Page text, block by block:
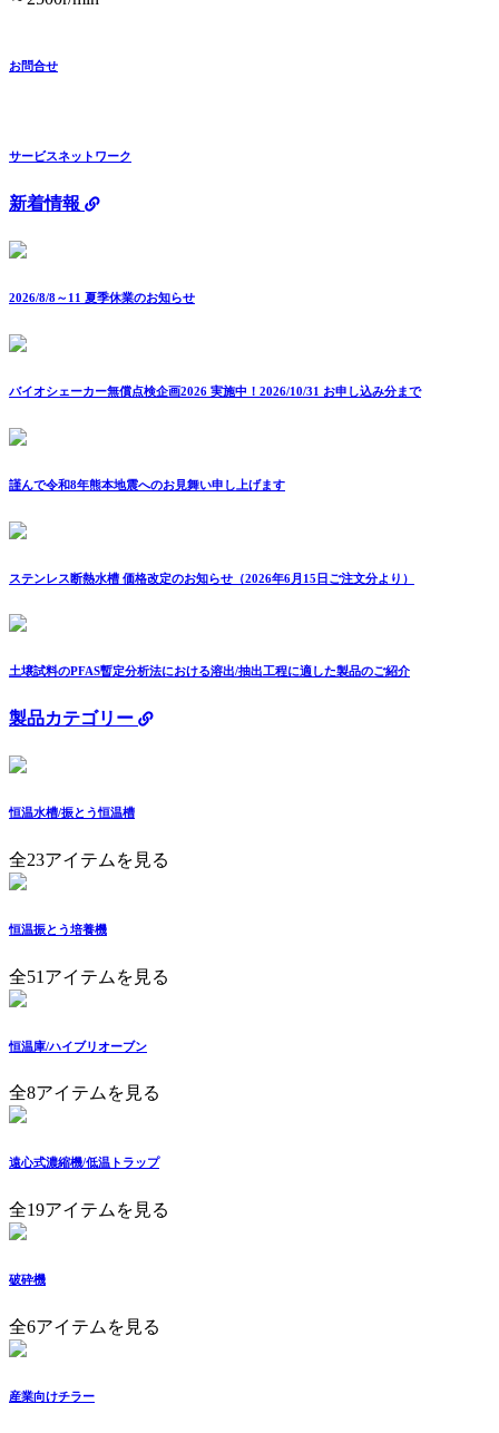
お問合せ
サービスネットワーク
新着情報
2026/8/8～11 夏季休業のお知らせ
バイオシェーカー無償点検企画2026 実施中！2026/10/31 お申し込み分まで
謹んで令和8年熊本地震へのお見舞い申し上げます
ステンレス断熱水槽 価格改定のお知らせ（2026年6月15日ご注文分より）
土壌試料のPFAS暫定分析法における溶出/抽出工程に適した製品のご紹介
製品カテゴリー
恒温水槽/振とう恒温槽
全23アイテムを見る
恒温振とう培養機
全51アイテムを見る
恒温庫/ハイブリオーブン
全8アイテムを見る
遠心式濃縮機/低温トラップ
全19アイテムを見る
破砕機
全6アイテムを見る
産業向けチラー